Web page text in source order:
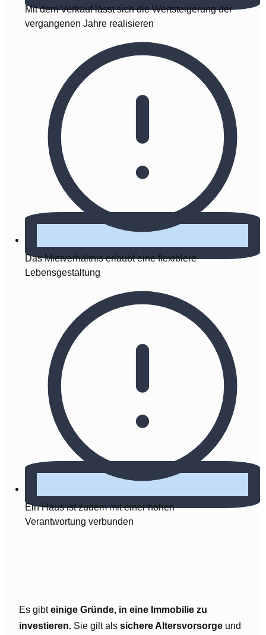
Mit dem Verkauf lässt sich die Wertsteigerung der
vergangenen Jahre realisieren
Das Mietverhältnis erlaubt eine flexiblere
Lebensgestaltung
Ein Haus ist zudem mit einer hohen
Verantwortung verbunden
Es gibteinige Gründe, in eine Immobilie zu
investieren. Sie gilt als sichere Altersvorsorge und